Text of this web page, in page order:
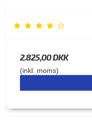
2.825,00 DKK
(inkl. moms)